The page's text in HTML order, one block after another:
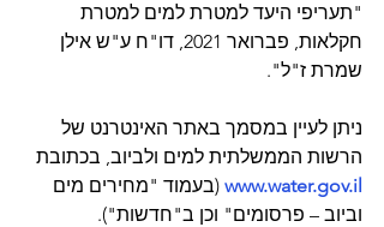
"תעריפי היעד למטרת למים למטרת
חקלאות, פברואר 2021, דו"ח ע"ש אילן
שמרת ז"ל".
ניתן לעיין במסמך באתר האינטרנט של
הרשות הממשלתית למים ולביוב, בכתובת
www.water.gov.il (בעמוד "מחירים מים
וביוב – פרסומים" וכן ב"חדשות").